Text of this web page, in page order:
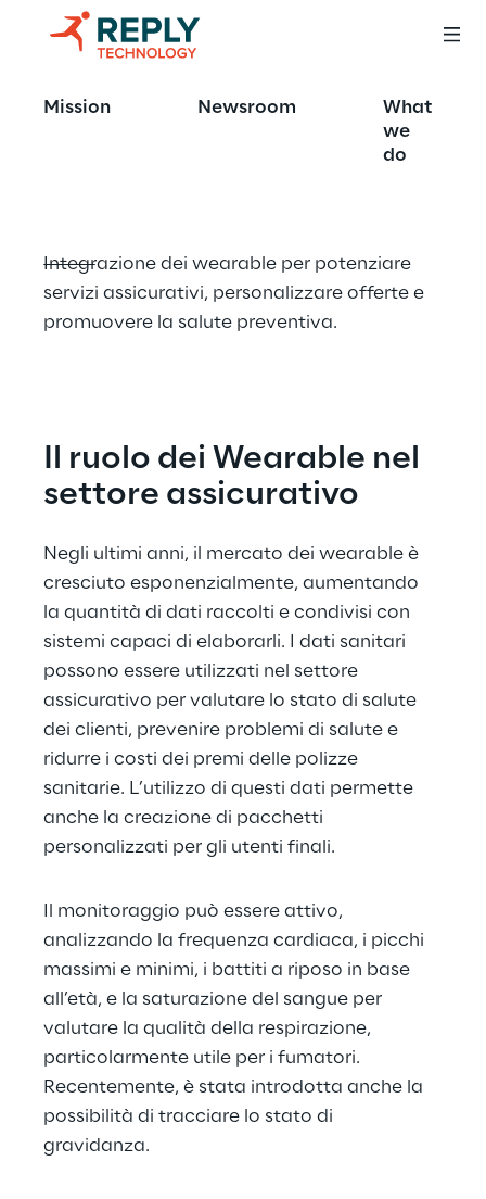
Mission Newsroom
What
we
do
Wearable health
Integrazione dei wearable per potenziare
servizi assicurativi, personalizzare offerte e
promuovere la salute preventiva.
Il ruolo dei Wearable nel
settore assicurativo
Negli ultimi anni, il mercato dei wearable è
cresciuto esponenzialmente, aumentando
la quantità di dati raccolti e condivisi con
sistemi capaci di elaborarli. I dati sanitari
possono essere utilizzati nel settore
assicurativo per valutare lo stato di salute
dei clienti, prevenire problemi di salute e
ridurre i costi dei premi delle polizze
sanitarie. L’utilizzo di questi dati permette
anche la creazione di pacchetti
personalizzati per gli utenti finali.
Il monitoraggio può essere attivo,
analizzando la frequenza cardiaca, i picchi
massimi e minimi, i battiti a riposo in base
all’età, e la saturazione del sangue per
valutare la qualità della respirazione,
particolarmente utile per i fumatori.
Recentemente, è stata introdotta anche la
possibilità di tracciare lo stato di
gravidanza.